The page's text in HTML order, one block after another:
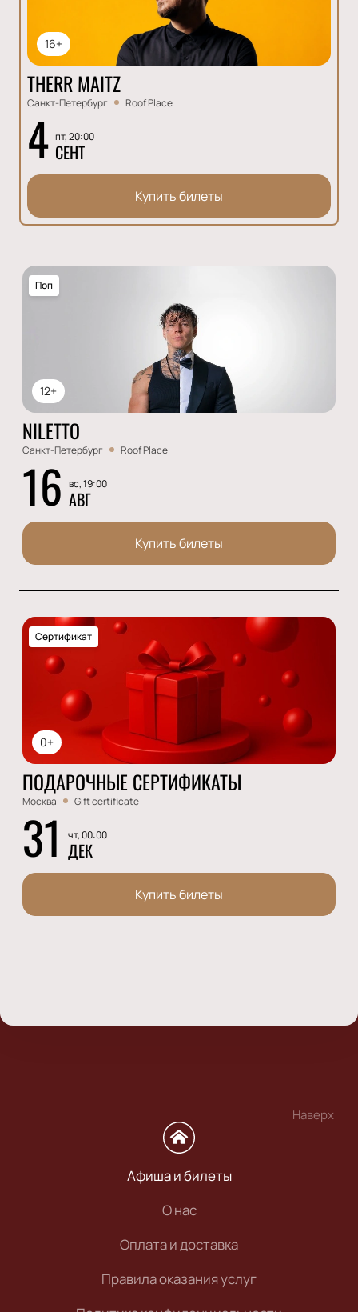
16+
THERR MAITZ
Санкт-Петербург Roof Place
4 пт, 20:00
СЕНТ
Купить билеты
12+
Поп
NILETTO
Санкт-Петербург Roof Place
16 вс, 19:00
АВГ
Купить билеты
0+
Сертификат
ПОДАРОЧНЫЕ СЕРТИФИКАТЫ
Москва Gift certificate
31 чт, 00:00
ДЕК
Купить билеты
Наверх
Афиша и билеты
О нас
Оплата и доставка
Правила оказания услуг